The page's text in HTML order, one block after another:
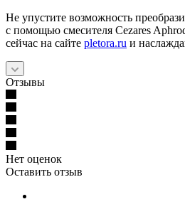
Не упустите возможность
с помощью смесителя Cezares
сейчас на сайте pletora.ru и
Отзывы
Нет оценок
Оставить отзыв